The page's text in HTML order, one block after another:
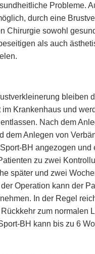
Probleme.
durch eine
Chirurgie sowohl
als auch
bleiben
im Krankenhaus und
Nach dem
dem Anlegen von
BH angezogen und
zu zwei
später und zwei
Operation kann der
In der Regel
zum normalen
BH kann bis zu 6